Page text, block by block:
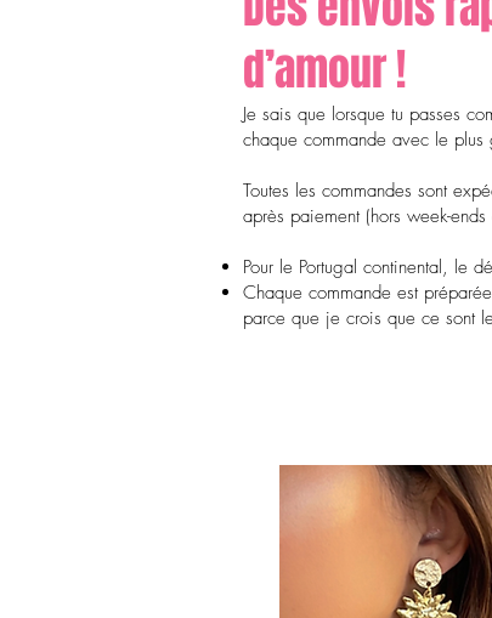
d’amour !
Je sais que lorsque tu passes
chaque commande avec le
Toutes les commandes sont
après paiement (hors week-
Pour le Portugal continental, le
Chaque commande est
parce que je crois que ce sont